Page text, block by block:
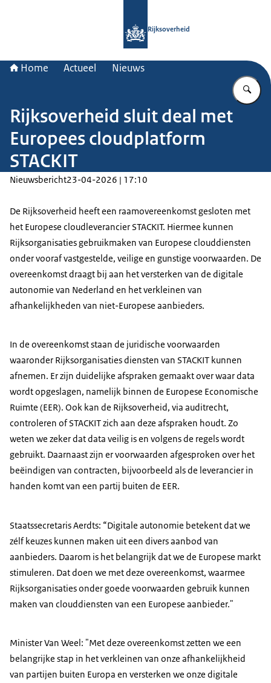
Rijksoverheid
Home Actueel Nieuws
Rijksoverheid sluit deal met
Europees cloudplatform
STACKIT
Nieuwsbericht23-04-2026 | 17:10
De Rijksoverheid heeft een raamovereenkomst gesloten met
het Europese cloudleverancier STACKIT. Hiermee kunnen
Rijksorganisaties gebruikmaken van Europese clouddiensten
onder vooraf vastgestelde, veilige en gunstige voorwaarden. De
overeenkomst draagt bij aan het versterken van de digitale
autonomie van Nederland en het verkleinen van
afhankelijkheden van niet-Europese aanbieders.
In de overeenkomst staan de juridische voorwaarden
waaronder Rijksorganisaties diensten van STACKIT kunnen
afnemen. Er zijn duidelijke afspraken gemaakt over waar data
wordt opgeslagen, namelijk binnen de Europese Economische
Ruimte (EER). Ook kan de Rijksoverheid, via auditrecht,
controleren of STACKIT zich aan deze afspraken houdt. Zo
weten we zeker dat data veilig is en volgens de regels wordt
gebruikt. Daarnaast zijn er voorwaarden afgesproken over het
beëindigen van contracten, bijvoorbeeld als de leverancier in
handen komt van een partij buiten de EER.
Staatssecretaris Aerdts: “Digitale autonomie betekent dat we
zélf keuzes kunnen maken uit een divers aanbod van
aanbieders. Daarom is het belangrijk dat we de Europese markt
stimuleren. Dat doen we met deze overeenkomst, waarmee
Rijksorganisaties onder goede voorwaarden gebruik kunnen
maken van clouddiensten van een Europese aanbieder."
Minister Van Weel: "Met deze overeenkomst zetten we een
belangrijke stap in het verkleinen van onze afhankelijkheid
van partijen buiten Europa en versterken we onze digitale